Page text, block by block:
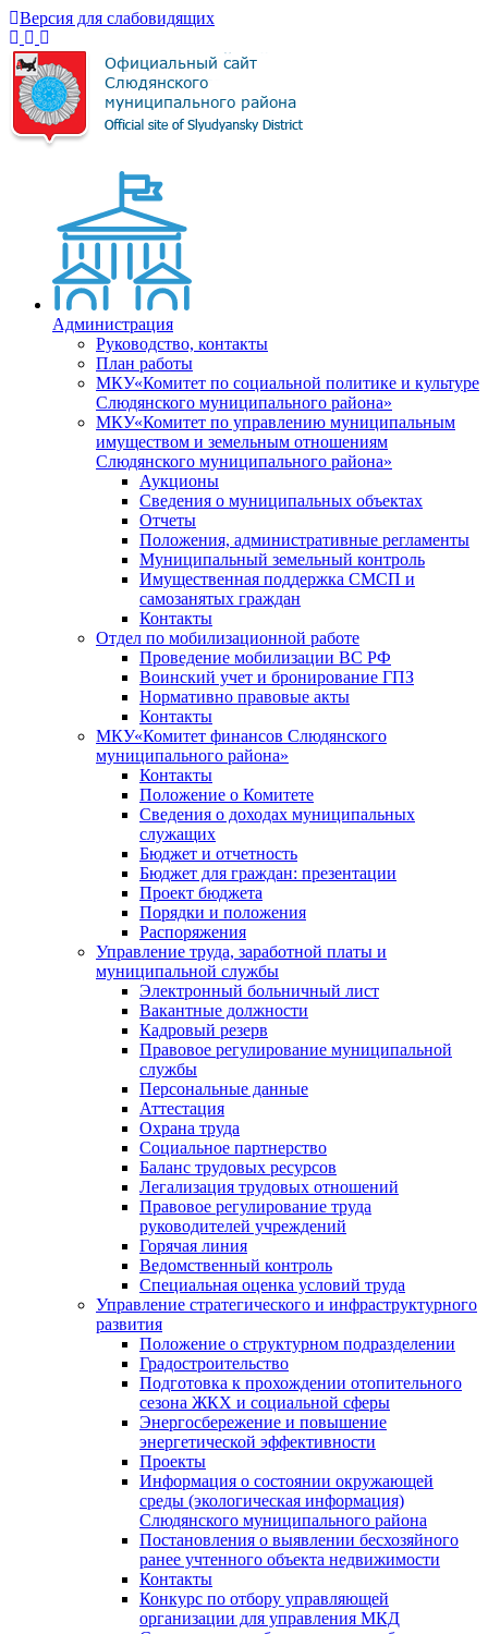
Версия для слабовидящих
Администрация
Руководство, контакты
План работы
МКУ«Комитет по социальной политике и культуре
Слюдянского муниципального района»
МКУ«Комитет по управлению муниципальным
имуществом и земельным отношениям
Слюдянского муниципального района»
Аукционы
Сведения о муниципальных объектах
Отчеты
Положения, административные регламенты
Муниципальный земельный контроль
Имущественная поддержка СМСП и
самозанятых граждан
Контакты
Отдел по мобилизационной работе
Проведение мобилизации ВС РФ
Воинский учет и бронирование ГПЗ
Нормативно правовые акты
Контакты
МКУ«Комитет финансов Слюдянского
муниципального района»
Контакты
Положение о Комитете
Сведения о доходах муниципальных
служащих
Бюджет и отчетность
Бюджет для граждан: презентации
Проект бюджета
Порядки и положения
Распоряжения
Управление труда, заработной платы и
муниципальной службы
Электронный больничный лист
Вакантные должности
Кадровый резерв
Правовое регулирование муниципальной
службы
Персональные данные
Аттестация
Охрана труда
Социальное партнерство
Баланс трудовых ресурсов
Легализация трудовых отношений
Правовое регулирование труда
руководителей учреждений
Горячая линия
Ведомственный контроль
Специальная оценка условий труда
Управление стратегического и инфраструктурного
развития
Положение о структурном подразделении
Градостроительство
Подготовка к прохождении отопительного
сезона ЖКХ и социальной сферы
Энергосбережение и повышение
энергетической эффективности
Проекты
Информация о состоянии окружающей
среды (экологическая информация)
Слюдянского муниципального района
Постановления о выявлении бесхозяйного
ранее учтенного объекта недвижимости
Контакты
Конкурс по отбору управляющей
организации для управления МКД